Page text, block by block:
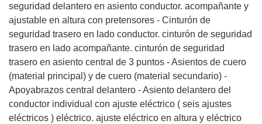
seguridad delantero en asiento conductor. acompañante y
ajustable en altura con pretensores - Cinturón de
seguridad trasero en lado conductor. cinturón de seguridad
trasero en lado acompañante. cinturón de seguridad
trasero en asiento central de 3 puntos - Asientos de cuero
(material principal) y de cuero (material secundario) -
Apoyabrazos central delantero - Asiento delantero del
conductor individual con ajuste eléctrico ( seis ajustes
eléctricos ) eléctrico. ajuste eléctrico en altura y eléctrico